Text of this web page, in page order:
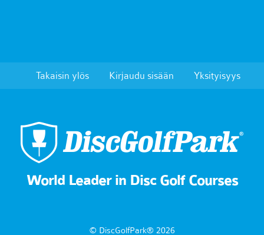
Takaisin ylös Kirjaudu sisään Yksityisyys
World Leader in Disc Golf Courses
© DiscGolfPark® 2026